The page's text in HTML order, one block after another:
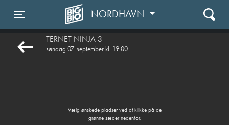
Toggle navigation
NORDHAVN
TERNET NINJA 3
søndag 07. september kl. 19:00
Vælg ønskede pladser ved at klikke på de
grønne sæder nedenfor.
front05-temp 084623